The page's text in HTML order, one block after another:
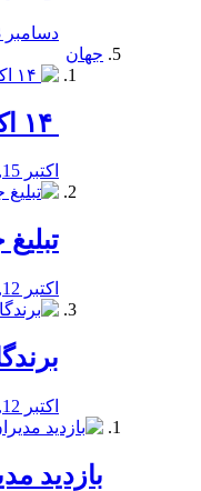
دسامبر 23, 2019
جهان
اکتبر 15, 2019
اکتبر 12, 2019
اکتبر 12, 2019
بازدید